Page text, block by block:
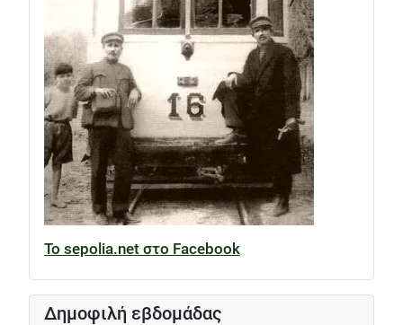
Το sepolia.net στο Facebook
Δημοφιλή εβδομάδας